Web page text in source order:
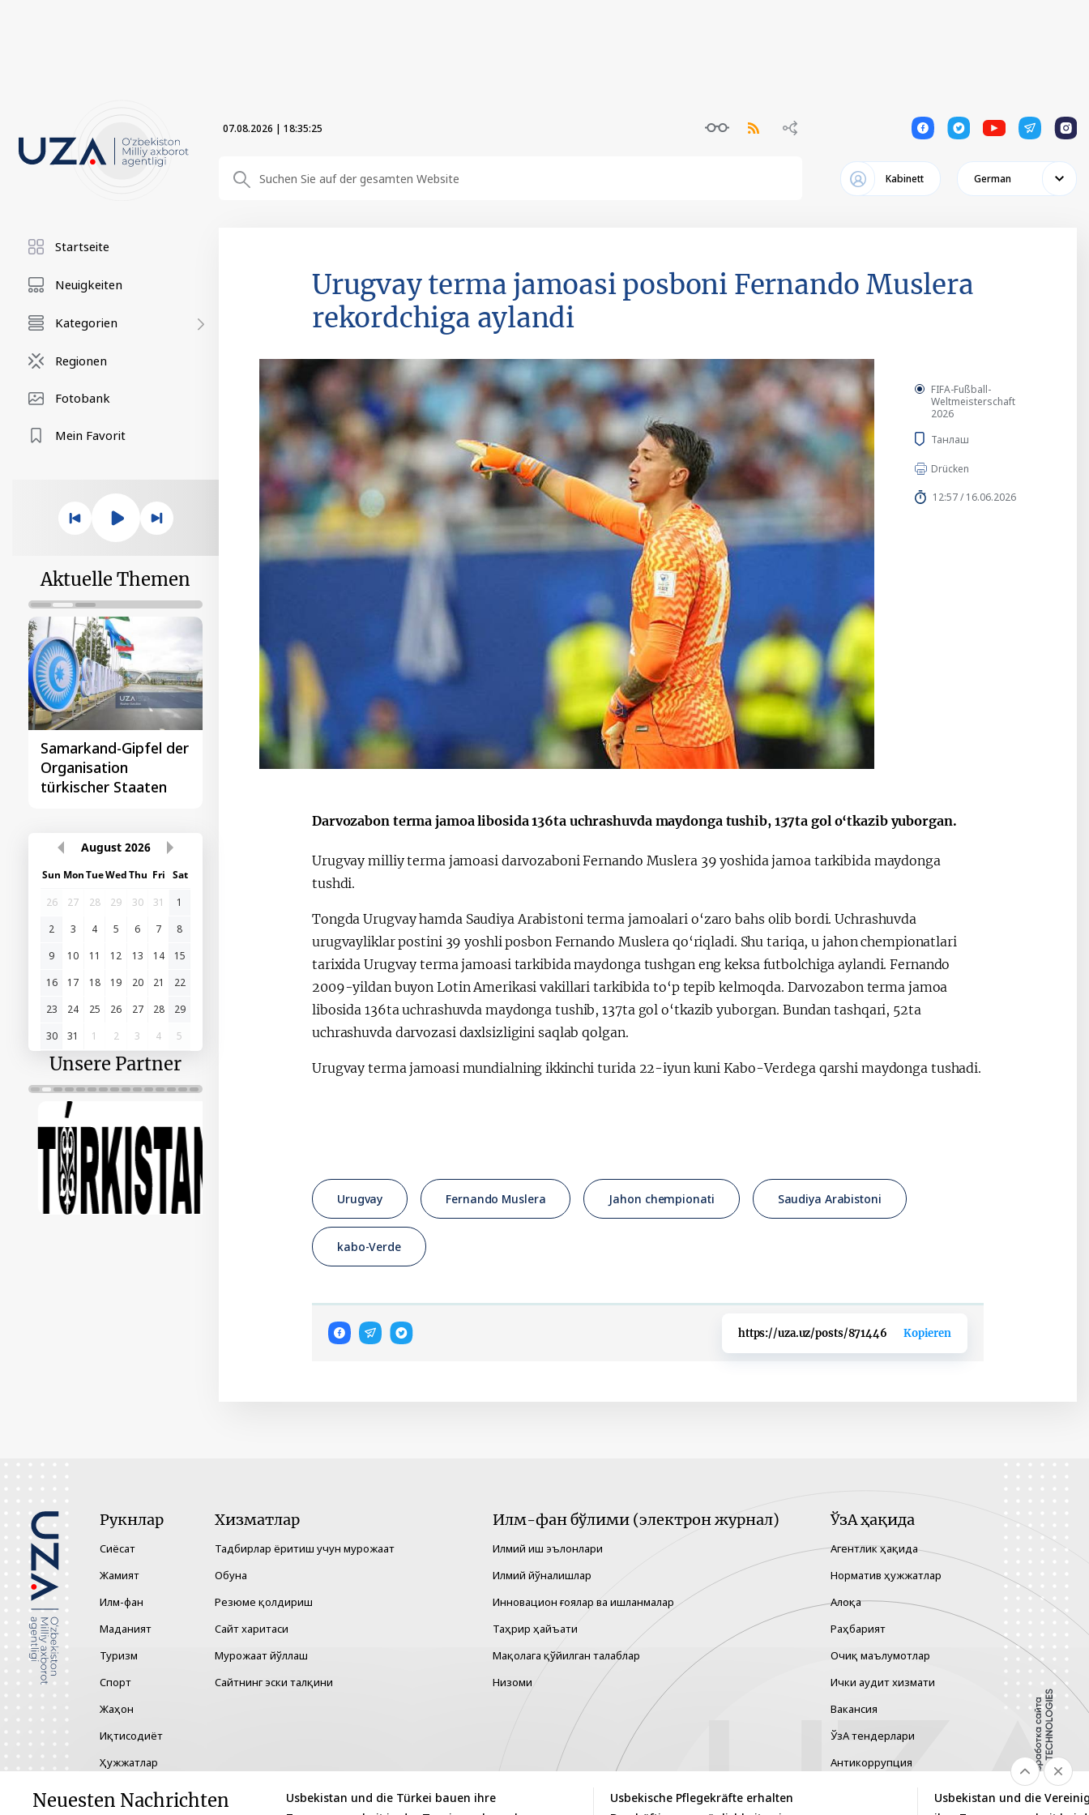
07.08.2026 | 18:35:26 1 1 1 1 1
Kabinett German
Startseite
Neuigkeiten
Kategorien
Regionen
Fotobank
Mein Favorit
Aktuelle Themen
Samarkand-Gipfel der
Organisation
türkischer Staaten
Das erste
Gipfeltreffen
August 2026
Sun MonTueWedThu Fri Sat
26
27 28 29 30 31
1
2
3 4 5 6 7
8
9
10 11 12 13 14
15
16
17 18 19 20 21
22
23
24 25 26 27 28
29
30
31 1 2 3 4 5
Unsere Partner
Urugvay terma jamoasi posboni Fernando Muslera
rekordchiga aylandi
FIFA-Fußball-
Weltmeisterschaft
2026
Танлаш
Drücken
12:57 / 16.06.2026
Darvozabon terma jamoa libosida 136ta uchrashuvda maydonga tushib, 137ta gol o‘tkazib yuborgan.
Urugvay milliy terma jamoasi darvozaboni Fernando Muslera 39 yoshida jamoa tarkibida maydonga
tushdi.
Tongda Urugvay hamda Saudiya Arabistoni terma jamoalari o‘zaro bahs olib bordi. Uchrashuvda
urugvayliklar postini 39 yoshli posbon Fernando Muslera qo‘riqladi. Shu tariqa, u jahon chempionatlari
tarixida Urugvay terma jamoasi tarkibida maydonga tushgan eng keksa futbolchiga aylandi. Fernando
2009-yildan buyon Lotin Amerikasi vakillari tarkibida to‘p tepib kelmoqda. Darvozabon terma jamoa
libosida 136ta uchrashuvda maydonga tushib, 137ta gol o‘tkazib yuborgan. Bundan tashqari, 52ta
uchrashuvda darvozasi daxlsizligini saqlab qolgan.
Urugvay terma jamoasi mundialning ikkinchi turida 22-iyun kuni Kabo-Verdega qarshi maydonga tushadi.
Urugvay Fernando Muslera Jahon chempionati Saudiya Arabistoni
kabo-Verde
https://uza.uz/posts/871446 Kopieren
Neuesten Nachrichten
Usbekistan und die Türkei bauen ihre
Usbekische Pflegekräfte erhalten
Usbekistan und die
Рукнлар
Сиёсат
Жамият
Илм-фан
Маданият
Туризм
Спорт
Жаҳон
Иқтисодиёт
Ҳужжатлар
Технология
Хизматлар
Тадбирлар ёритиш учун мурожаат
Обуна
Резюме қолдириш
Сайт харитаси
Мурожаат йўллаш
Сайтнинг эски талқини
Илм-фан бўлими (электрон журнал)
Илмий иш эълонлари
Илмий йўналишлар
Инновацион ғоялар ва ишланмалар
Таҳрир ҳайъати
Мақолага қўйилган талаблар
Низоми
ЎзА ҳақида
Агентлик ҳақида
Норматив ҳужжатлар
Алоқа
Раҳбарият
Очиқ маълумотлар
Ички аудит хизмати
Вакансия
ЎзА тендерлари
Антикоррупция